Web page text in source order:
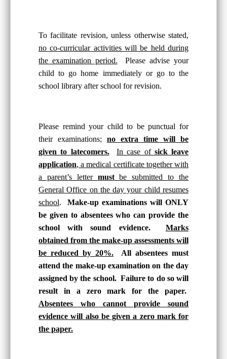
To facilitate revision, unless otherwise stated,
no co-curricular activities will be held during
the examination period. Please advise your
child to go home immediately or go to the
school library after school for revision.
Please remind your child to be punctual for
their examinations; no extra time will be
given to latecomers.
In case of sick leave
application, a medical certificate together with
a parent’s letter mustbe submitted to the
General Office on the day your child resumes
school.
Make-up examinations will ONLY
be given to absentees who can provide the
school with sound evidence. Marks
obtained from the make-up assessments will
be reduced by 20%. All absentees must
attend the make-up examination on the day
assigned by the school. Failure to do so will
result in a zero mark for the paper.
Absentees who cannot provide sound
evidence will also be given a zero mark for
the paper.